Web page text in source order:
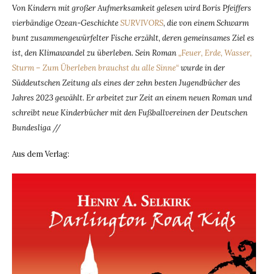
Von Kindern mit großer Aufmerksamkeit gelesen wird Boris Pfeiffers
vierbändige Ozean-GeschichteSURVIVORS, die von einem Schwarm
bunt zusammengewürfelter Fische erzählt, deren gemeinsames Ziel es
ist, den Klimawandel zu überleben. Sein Roman„Feuer, Erde, Wasser,
Sturm – Zum Überleben brauchst du alle Sinne“wurde in der
Süddeutschen Zeitung als eines der zehn besten Jugendbücher des
Jahres 2023 gewählt. Er arbeitet zur Zeit an einem neuen Roman und
schreibt neue Kinderbücher mit den Fußballvereinen der Deutschen
Bundesliga //
Aus dem Verlag: